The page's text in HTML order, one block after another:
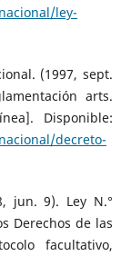
ley-
(1997, sept.
arts.
Disponible:
decreto-
jun. 9). Ley N.°
Derechos de las
facultativo,